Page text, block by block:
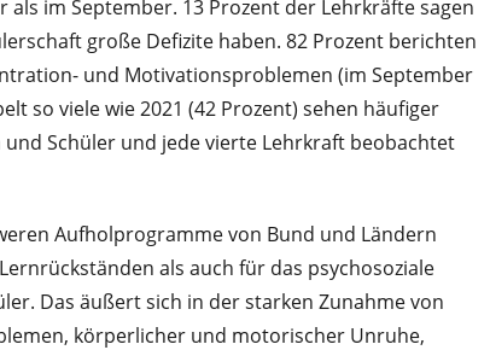
im September. 13 Prozent der Lehrkräfte sagen
große Defizite haben. 82 Prozent berichten
und Motivationsproblemen (im September
so viele wie 2021 (42 Prozent) sehen häufiger
Schüler und jede vierte Lehrkraft beobachtet
Aufholprogramme von Bund und Ländern
als auch für das psychosoziale
Das äußert sich in der starken Zunahme von
körperlicher und motorischer Unruhe,